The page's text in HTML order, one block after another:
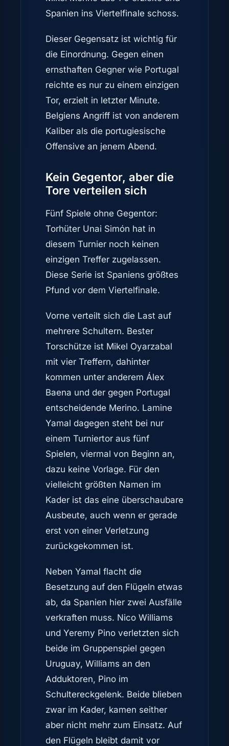
Spanien ins Viertelfinale schoss.
Dieser Gegensatz ist wichtig für
die Einordnung. Gegen einen
ernsthaften Gegner wie Portugal
reichte es nur zu einem einzigen
Tor, erzielt in letzter Minute.
Belgiens Angriff ist von anderem
Kaliber als die portugiesische
Offensive an jenem Abend.
Kein Gegentor, aber die
Tore verteilen sich
Fünf Spiele ohne Gegentor:
Torhüter Unai Simón hat in
diesem Turnier noch keinen
einzigen Treffer zugelassen.
Diese Serie ist Spaniens größtes
Pfund vor dem Viertelfinale.
Vorne verteilt sich die Last auf
mehrere Schultern. Bester
Torschütze ist Mikel Oyarzabal
mit vier Treffern, dahinter
kommen unter anderem Álex
Baena und der gegen Portugal
entscheidende Merino. Lamine
Yamal dagegen steht bei nur
einem Turniertor aus fünf
Spielen, viermal von Beginn an,
dazu keine Vorlage. Für den
vielleicht größten Namen im
Kader ist das eine überschaubare
Ausbeute, auch wenn er gerade
erst von einer Verletzung
zurückgekommen ist.
Neben Yamal flacht die
Besetzung auf den Flügeln etwas
ab, da Spanien hier zwei Ausfälle
verkraften muss. Nico Williams
und Yeremy Pino verletzten sich
beide im Gruppenspiel gegen
Uruguay, Williams an den
Adduktoren, Pino im
Schultereckgelenk. Beide blieben
zwar im Kader, kamen seither
aber nicht mehr zum Einsatz. Auf
den Flügeln bleibt damit vor